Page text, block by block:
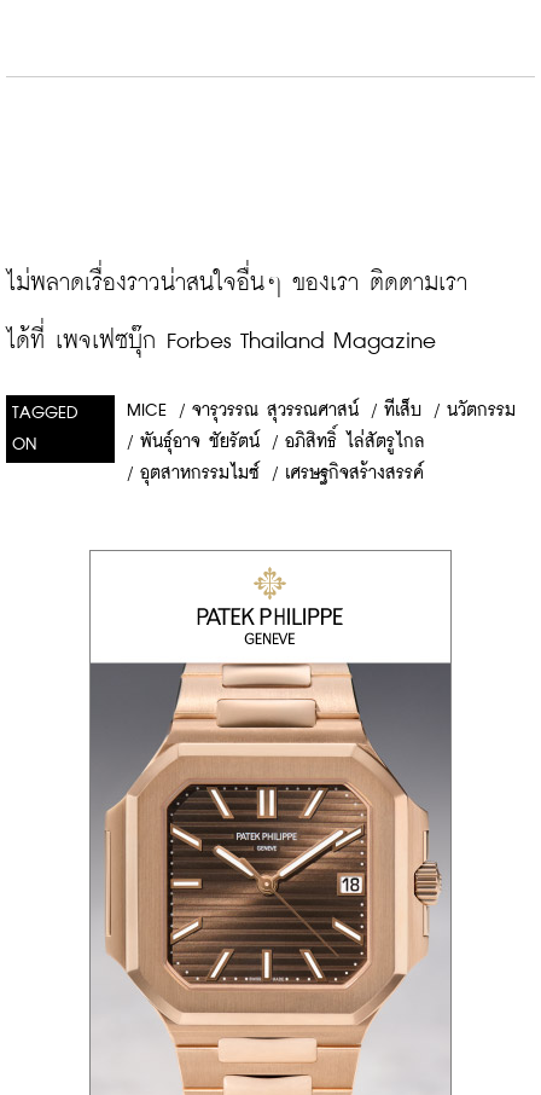
ไม่พลาดเรื่องราวน่าสนใจอื่นๆ ของเรา ติดตามเรา
ได้ที่ เพจเฟซบุ๊ก Forbes Thailand Magazine
TAGGED
ON
MICE / จารุวรรณ สุวรรณศาสน์ / ทีเส็บ / นวัตกรรม
/ พันธุ์อาจ ชัยรัตน์ / อภิสิทธิ์ ไล่สัตรูไกล
/ อุตสาหกรรมไมซ์ / เศรษฐกิจสร้างสรรค์